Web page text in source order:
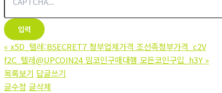
« x5D_텔레:BSECRET7 청부업체가격 조선족청부가격_c2V
f2C_텔레@UPCOIN24 밈코인구매대행 모든코인구입_h3Y »
목록보기 답글쓰기
글수정 글삭제